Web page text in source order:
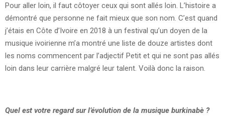
Pour aller loin, il faut côtoyer ceux qui sont allés loin. L’histoire a
démontré que personne ne fait mieux que son nom. C’est quand
j’étais en Côte d’Ivoire en 2018 à un festival qu’un doyen de la
musique ivoirienne m’a montré une liste de douze artistes dont
les noms commencent par l’adjectif Petit et qui ne sont pas allés
loin dans leur carrière malgré leur talent. Voilà donc la raison.
Quel est votre regard sur l’évolution de la musique burkinabè ?